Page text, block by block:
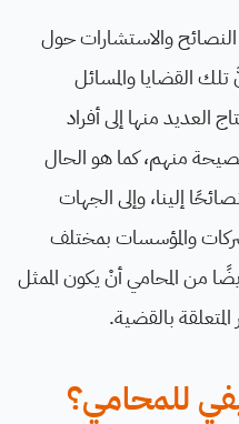
والاستشارات حول
تلك القضايا والمسائل
العديد منها إلى أفراد
منهم، كما هو الحال
إلينا، وإلى الجهات
والمؤسسات بمختلف
من المحامي أنْ يكون الممثل
بالقضية.
للمحامي؟